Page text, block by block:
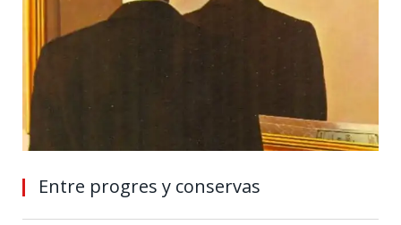
Entre progres y conservas